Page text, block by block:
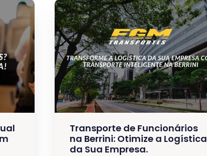
Transporte de Funcionários
na Berrini: Otimize a Logística
da Sua Empresa.